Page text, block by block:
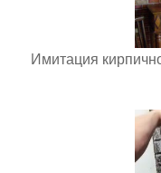
Имитация